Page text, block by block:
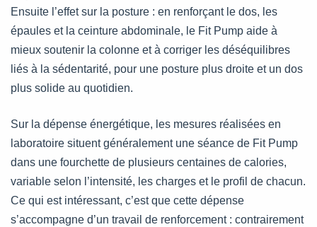
Ensuite l’effet sur la posture : en renforçant le dos, les
épaules et la ceinture abdominale, le Fit Pump aide à
mieux soutenir la colonne et à corriger les déséquilibres
liés à la sédentarité, pour une posture plus droite et un dos
plus solide au quotidien.
Sur la dépense énergétique, les mesures réalisées en
laboratoire situent généralement une séance de Fit Pump
dans une fourchette de plusieurs centaines de calories,
variable selon l’intensité, les charges et le profil de chacun.
Ce qui est intéressant, c’est que cette dépense
s’accompagne d’un travail de renforcement : contrairement